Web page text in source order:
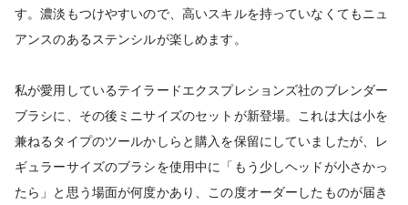
す。濃淡もつけやすいので、高いスキルを持っていなくてもニュ
アンスのあるステンシルが楽しめます。
私が愛用しているテイラードエクスプレションズ社のブレンダー
ブラシに、その後ミニサイズのセットが新登場。これは大は小を
兼ねるタイプのツールかしらと購入を保留にしていましたが、レ
ギュラーサイズのブラシを使用中に「もう少しヘッドが小さかっ
たら」と思う場面が何度かあり、この度オーダーしたものが届き